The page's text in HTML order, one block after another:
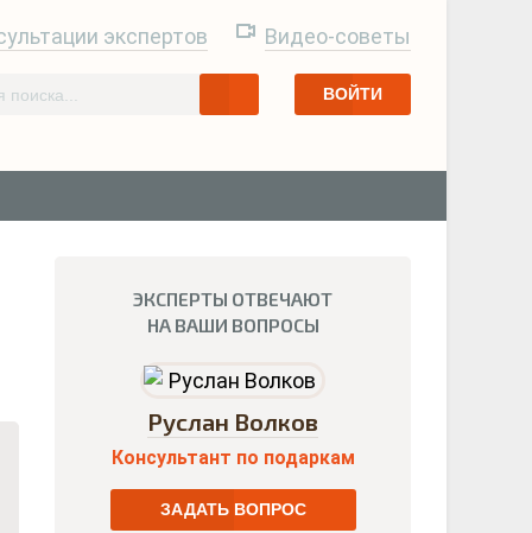
экспертов Видео-советы
ВОЙТИ
ЭКСПЕРТЫ ОТВЕЧАЮТ
НА ВАШИ ВОПРОСЫ
Руслан Волков
Консультант по подаркам
ЗАДАТЬ ВОПРОС